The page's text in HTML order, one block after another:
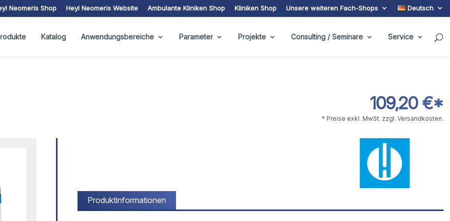
Neomeris Shop Heyl Neomeris Website Ambulante Kliniken Shop Kliniken Shop Unsere weiteren Fach-Shops Deutsch
Katalog Anwendungsbereiche Parameter Projekte Consulting / Seminare Service
109,20 €*
* Preise exkl. MwSt. zzgl. Versandkosten.
Produktinformationen